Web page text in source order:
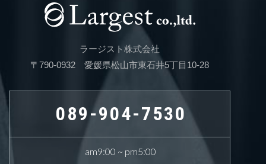
ラージスト株式会社
〒790-0932 愛媛県松山市東石井5丁目10-28
089-904-7530
am9:00 ~ pm5:00